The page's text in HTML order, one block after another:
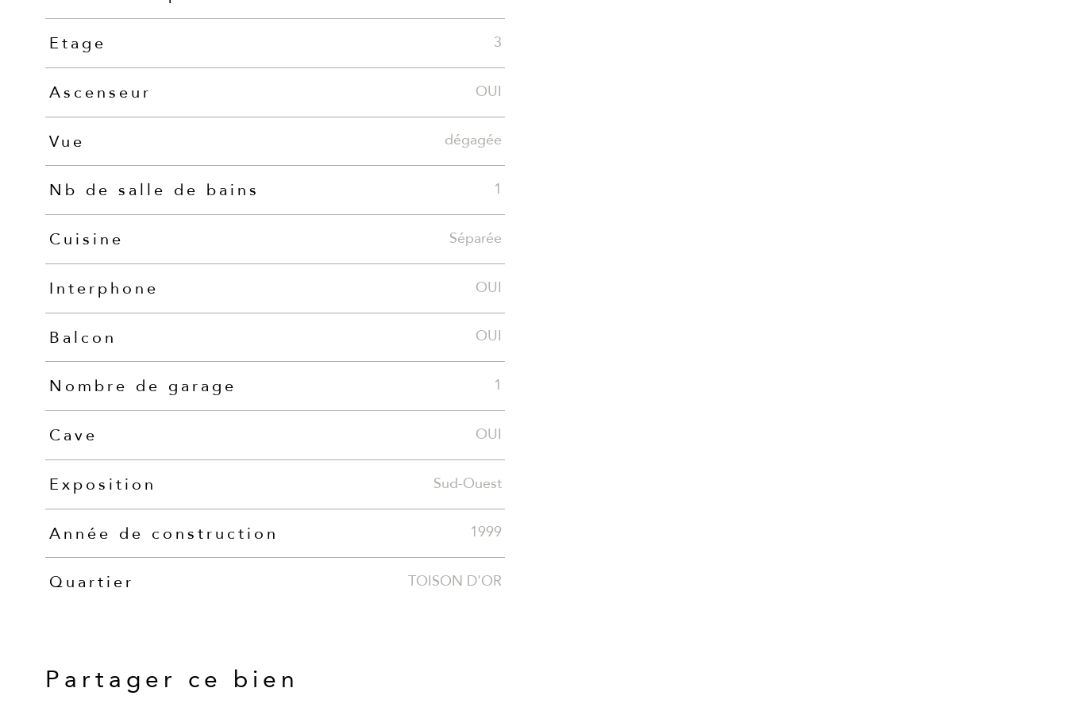
Etage 3
Ascenseur OUI
Vue dégagée
Nb de salle de bains 1
Cuisine Séparée
Interphone OUI
Balcon OUI
Nombre de garage 1
Cave OUI
Exposition Sud-Ouest
Année de construction 1999
Quartier TOISON D'OR
Partager ce bien